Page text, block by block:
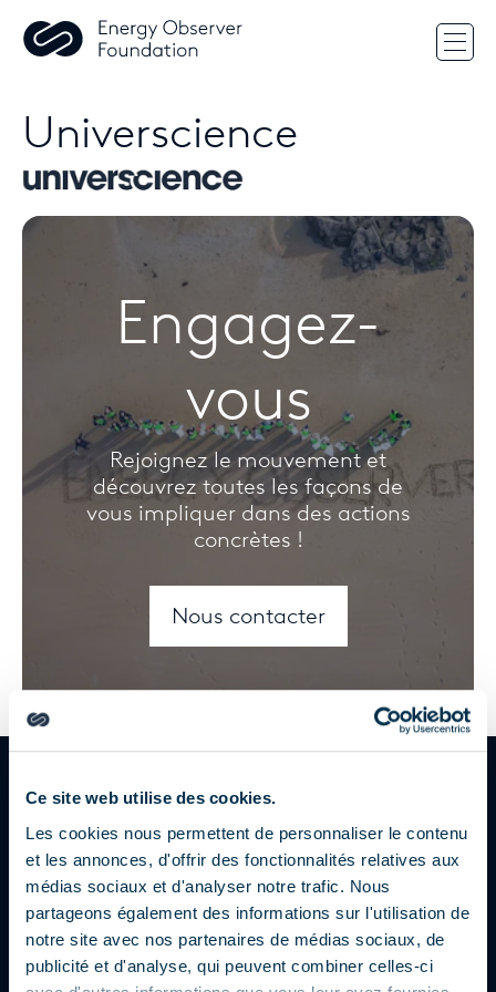
Ce site web utilise des cookies.
Les cookies nous permettent de personnaliser le contenu
et les annonces, d'offrir des fonctionnalités relatives aux
médias sociaux et d'analyser notre trafic. Nous
partageons également des informations sur l'utilisation de
notre site avec nos partenaires de médias sociaux, de
publicité et d'analyse, qui peuvent combiner celles-ci
Universcience
Engagez-
vous
Rejoignez le mouvement et
découvrez toutes les façons de
vous impliquer dans des actions
concrètes !
Nous contacter
Nos mécènes
Mécènes fondateurs
Découvrez le site Découvrez le